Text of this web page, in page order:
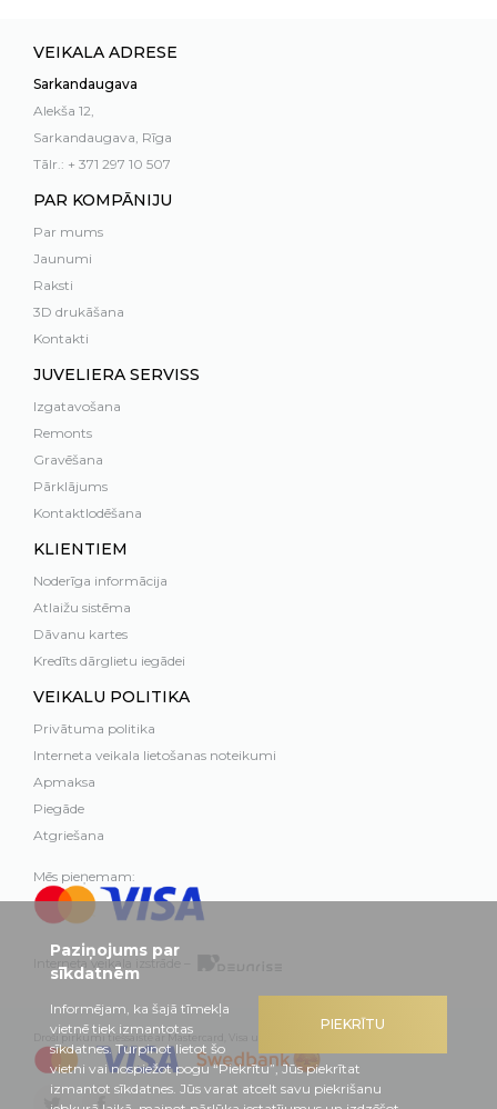
VEIKALA ADRESE
Sarkandaugava
Alekša 12,
Sarkandaugava, Rīga
Tālr.: + 371 297 10 507
PAR KOMPĀNIJU
Par mums
Jaunumi
Raksti
3D drukāšana
Kontakti
JUVELIERA SERVISS
Izgatavošana
Remonts
Gravēšana
Pārklājums
Kontaktlodēšana
KLIENTIEM
Noderīga informācija
Atlaižu sistēma
Dāvanu kartes
Kredīts dārglietu iegādei
VEIKALU POLITIKA
Privātuma politika
Interneta veikala lietošanas noteikumi
Apmaksa
Piegāde
Atgriešana
Mēs pieņemam:
Interneta veikala izstrāde –
Droši pirkumi tiešsaistē ar Mastercard, Visa un Swedbank
PIEKRĪTU
Paziņojums par
sīkdatnēm
Informējam, ka šajā tīmekļa
vietnē tiek izmantotas
sīkdatnes. Turpinot lietot šo
vietni vai nospiežot pogu “Piekrītu”, Jūs piekrītat
izmantot sīkdatnes. Jūs varat atcelt savu piekrišanu